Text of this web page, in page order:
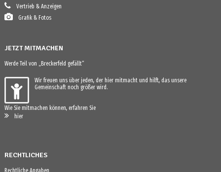
Vertrieb & Anzeigen
Grafik & Fotos
JETZT MITMACHEN
Werde Teil von „Breckerfeld gefällt“
Wir freuen uns über jeden, der hier mitmacht und hilft, das unsere
Gemeinschaft noch größer wird.
Wie Sie mitmachen können, erfahren Sie
hier
RECHTLICHES
Rechtliche Angaben